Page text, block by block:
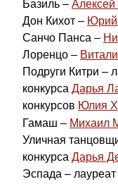
Базиль –
Дон Кихот –
Санчо Панса –
Лоренцо –
Подруги Китри –
конкурса Дарья
конкурсов Юлия
Гамаш – Михаил
Уличная
конкурса Дарья
Эспада –